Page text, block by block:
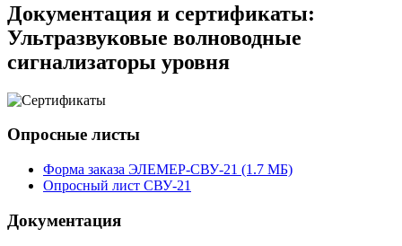
Документация и сертификаты:
Ультразвуковые волноводные
сигнализаторы уровня
Опросные листы
Форма заказа ЭЛЕМЕР-СВУ-21 (1.7 MБ)
Опросный лист СВУ-21
Документация